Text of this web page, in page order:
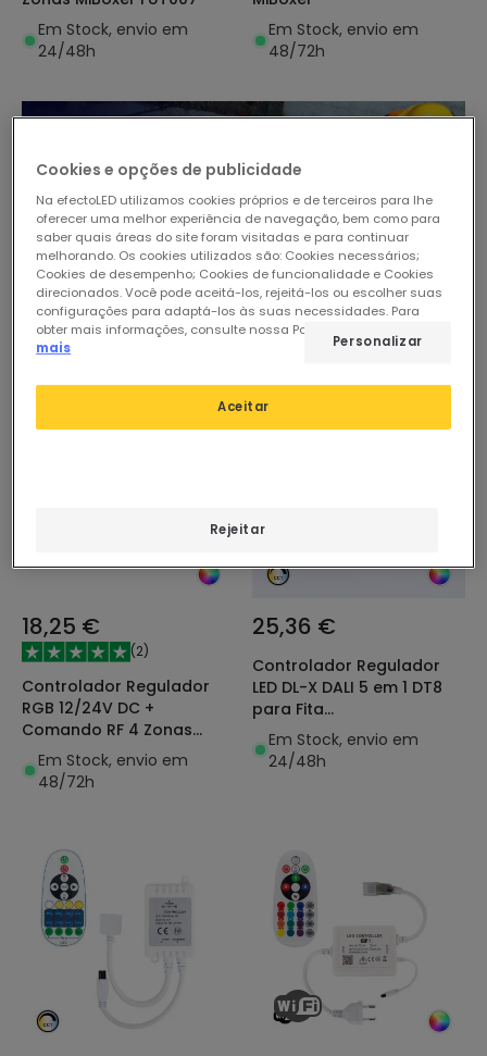
Em Stock, envio em
24/48h
Em Stock, envio em
48/72h
18,25 €
(2)
Controlador Regulador
RGB 12/24V DC +
Comando RF 4 Zonas
MiBoxer
Em Stock, envio em
48/72h
25,36 €
Controlador Regulador
LED DL-X DALI 5 em 1 DT8
para Fita
Monocor/CCT/RGB/RGBW/
12/24V DC MiBoxer
Em Stock, envio em
24/48h
Cookies e opções de publicidade
Na efectoLED utilizamos cookies próprios e de terceiros para lhe
oferecer uma melhor experiência de navegação, bem como para
saber quais áreas do site foram visitadas e para continuar
melhorando. Os cookies utilizados são: Cookies necessários;
Cookies de desempenho; Cookies de funcionalidade e Cookies
direcionados. Você pode aceitá-los, rejeitá-los ou escolher suas
configurações para adaptá-los às suas necessidades. Para
obter mais informações, consulte nossa Política de Cookies.
mais
Rejeitar
Aceitar
Personalizar